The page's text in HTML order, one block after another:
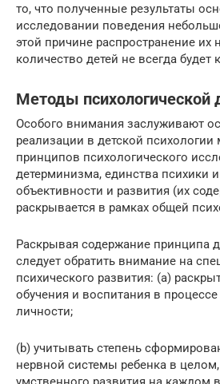
то, что полученные результаты
исследовании поведения
этой причине распространение их
количество детей не всегда будет
Методы психологической
Особого внимания заслуживают
реализации в детской психологии
принципов психологического
детерминизма, единства психики
объективности и развития (их
раскрывается в рамках общей
Раскрывая содержание принципа
следует обратить внимание на
психического развития: (а)
обучения и воспитания в
личности;
(b) учитывать степень
нервной системы ребенка в